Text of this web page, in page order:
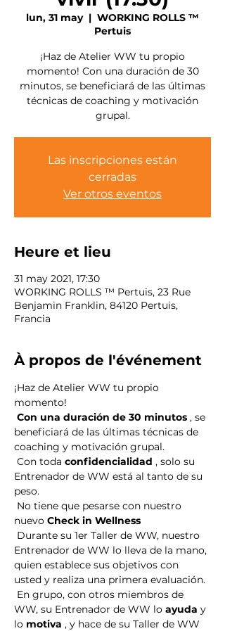
lun, 31 may
  |
WORKING ROLLS ™
Pertuis
¡Haz de Atelier WW tu propio
momento! Con una duración de 30
minutos, se beneficiará de las últimas
técnicas de coaching y motivación
grupal.
Las inscripciones están
cerradas
Ver otros eventos
Heure et lieu
31 may 2021, 17:30
WORKING ROLLS ™ Pertuis, 23 Rue
Benjamin Franklin, 84120 Pertuis,
Francia
À propos de l'événement
¡Haz de Atelier WW tu propio
momento!
Con una duración de 30 minutos , se
beneficiará de las últimas técnicas de
coaching y motivación grupal.
Con toda confidencialidad , solo su
Entrenador de WW está al tanto de su
peso.
nuevo Check in Wellness
Entrenador de WW lo lleva de la mano,
quien establece sus objetivos con
usted y realiza una primera evaluación.
WW, su Entrenador de WW lo ayuda y
lo motiva , y hace de su Taller de WW